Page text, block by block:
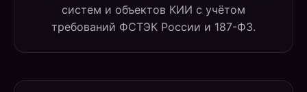
систем и объектов КИИ с учётом
требований ФСТЭК России и 187-ФЗ.